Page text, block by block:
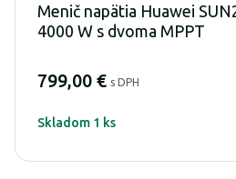
Menič napätia Huawei
4000 W s dvoma MPPT
799,00 € s DPH
Skladom 1 ks